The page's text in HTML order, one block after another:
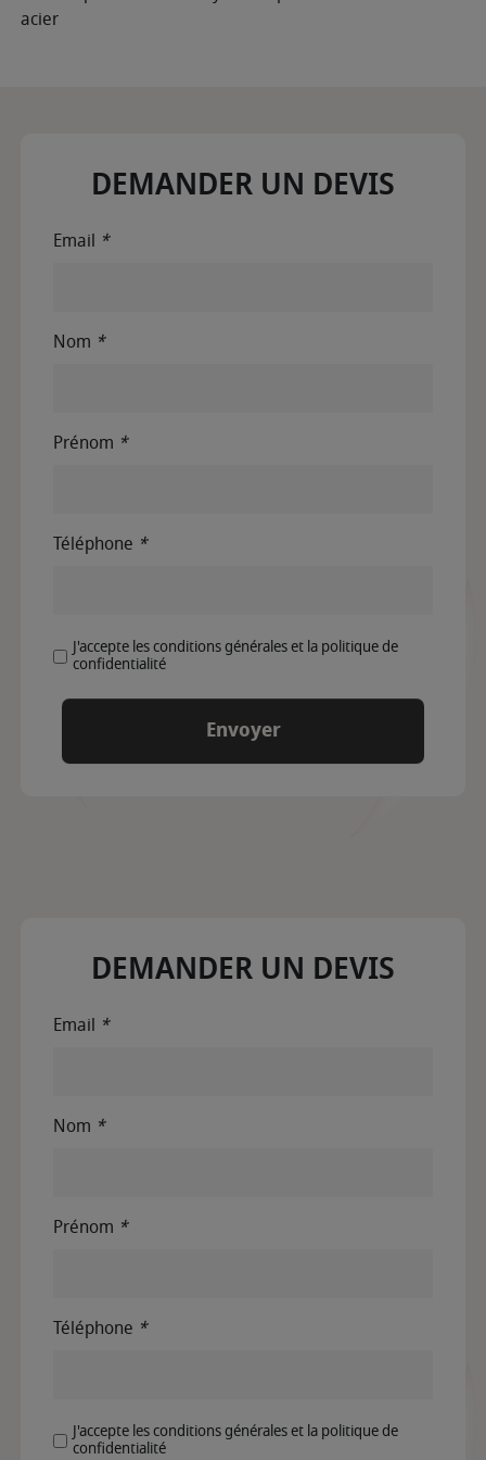
acier
DEMANDER UN DEVIS
Email *
Nom *
Prénom *
Téléphone *
J'accepte les conditions générales et la politique de
confidentialité
DEMANDER UN DEVIS
Email *
Nom *
Prénom *
Téléphone *
J'accepte les conditions générales et la politique de
confidentialité